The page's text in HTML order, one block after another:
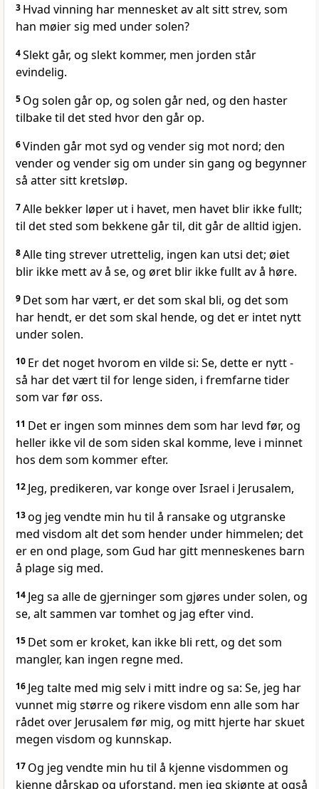
3 Hvad vinning har mennesket av alt sitt strev, som
han møier sig med under solen?
4Slekt går, og slekt kommer, men jorden står
evindelig.
5 Og solen går op, og solen går ned, og den haster
tilbake til det sted hvor den går op.
6Vinden går mot syd og vender sig mot nord; den
vender og vender sig om under sin gang og begynner
så atter sitt kretsløp.
7Alle bekker løper ut i havet, men havet blir ikke fullt;
til det sted som bekkene går til, dit går de alltid igjen.
8Alle ting strever utrettelig, ingen kan utsi det; øiet
blir ikke mett av å se, og øret blir ikke fullt av å høre.
9 Det som har vært, er det som skal bli, og det som
har hendt, er det som skal hende, og det er intet nytt
under solen.
10 Er det noget hvorom en vilde si: Se, dette er nytt -
så har det vært til for lenge siden, i fremfarne tider
som var før oss.
11 Det er ingen som minnes dem som har levd før, og
heller ikke vil de som siden skal komme, leve i minnet
hos dem som kommer efter.
12 Jeg, predikeren, var konge over Israel i Jerusalem,
13og jeg vendte min hu til å ransake og utgranske
med visdom alt det som hender under himmelen; det
er en ond plage, som Gud har gitt menneskenes barn
å plage sig med.
14 Jeg sa alle de gjerninger som gjøres under solen, og
se, alt sammen var tomhet og jag efter vind.
15 Det som er kroket, kan ikke bli rett, og det som
mangler, kan ingen regne med.
16 Jeg talte med mig selv i mitt indre og sa: Se, jeg har
vunnet mig større og rikere visdom enn alle som har
rådet over Jerusalem før mig, og mitt hjerte har skuet
megen visdom og kunnskap.
17 Og jeg vendte min hu til å kjenne visdommen og
kjenne dårskap og uforstand, men jeg skjønte at også